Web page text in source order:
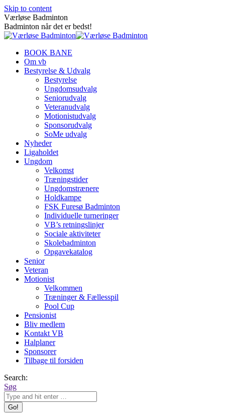
Skip to content
Værløse Badminton
Badminton når det er bedst!
BOOK BANE
Om vb
Bestyrelse & Udvalg
Bestyrelse
Ungdomsudvalg
Seniorudvalg
Veteranudvalg
Motionistudvalg
Sponsorudvalg
SoMe udvalg
Nyheder
Ligaholdet
Ungdom
Velkomst
Træningstider
Ungdomstrænere
Holdkampe
FSK Furesø Badminton
Individuelle turneringer
VB’s retningslinjer
Sociale aktiviteter
Skolebadminton
Opgavekatalog
Senior
Veteran
Motionist
Velkommen
Træninger & Fællesspil
Pool Cup
Pensionist
Bliv medlem
Kontakt VB
Halplaner
Sponsorer
Tilbage til forsiden
Search:
Søg